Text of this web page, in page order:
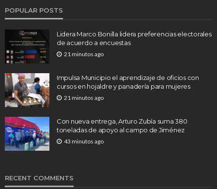
POPULAR POSTS
Lidera Marco Bonilla lidera preferencias electorales
de acuerdo a encuestas
21 minutos ago
Impulsa Municipio el aprendizaje de oficios con
cursos en hojaldre y panadería para mujeres
21 minutos ago
Con nueva entrega, Arturo Zubía suma 380
toneladas de apoyo al campo de Jiménez
43 minutos ago
RECENT COMMENTS